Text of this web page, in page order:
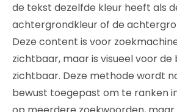
de tekst dezelfde kleur heeft als
achtergrondkleur of de
Deze content is voor
zichtbaar, maar is visueel voor de
zichtbaar. Deze methode wordt
bewust toegepast om te ranken